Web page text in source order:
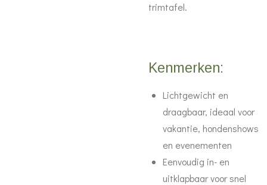
trimtafel.
Kenmerken:
Lichtgewicht en
draagbaar, ideaal voor
vakantie, hondenshows
en evenementen
Eenvoudig in- en
uitklapbaar voor snel